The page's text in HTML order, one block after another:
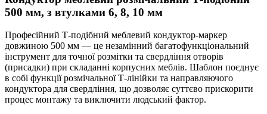
500 мм, з втулками 6, 8, 10 мм
Професійний Т-подібний меблевий кондуктор-маркер
довжиною 500 мм — це незамінний багатофункціональний
інструмент для точної розмітки та свердління отворів
(присадки) при складанні корпусниx меблів. Шаблон поєднує
в собі функції розмічальної Т-лінійки та направляючого
кондуктора для свердління, що дозволяє суттєво прискорити
процес монтажу та виключити людський фактор.